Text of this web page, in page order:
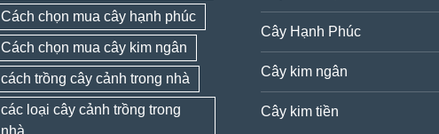
Cách chọn mua cây hạnh phúc
Cách chọn mua cây kim ngân
cách trồng cây cảnh trong nhà
các loại cây cảnh trồng trong
nhà
Cây Hạnh Phúc
Cây kim ngân
Cây kim tiền